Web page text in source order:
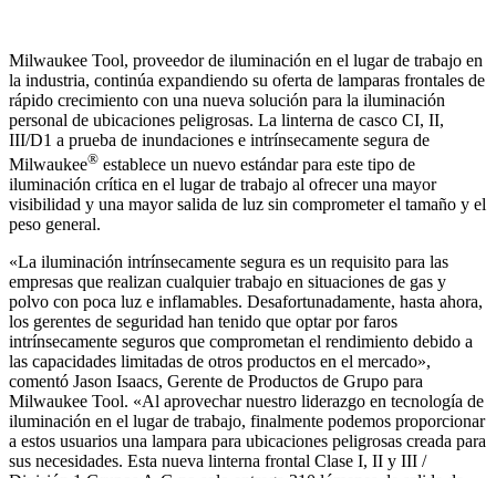
Milwaukee Tool, proveedor de iluminación en el lugar de trabajo en
la industria, continúa expandiendo su oferta de lamparas frontales de
rápido crecimiento con una nueva solución para la iluminación
personal de ubicaciones peligrosas. La linterna de casco CI, II,
III/D1 a prueba de inundaciones e intrínsecamente segura de
Milwaukee® establece un nuevo estándar para este tipo de
iluminación crítica en el lugar de trabajo al ofrecer una mayor
visibilidad y una mayor salida de luz sin comprometer el tamaño y el
peso general.
«La iluminación intrínsecamente segura es un requisito para las
empresas que realizan cualquier trabajo en situaciones de gas y
polvo con poca luz e inflamables. Desafortunadamente, hasta ahora,
los gerentes de seguridad han tenido que optar por faros
intrínsecamente seguros que comprometan el rendimiento debido a
las capacidades limitadas de otros productos en el mercado»,
comentó Jason Isaacs, Gerente de Productos de Grupo para
Milwaukee Tool. «Al aprovechar nuestro liderazgo en tecnología de
iluminación en el lugar de trabajo, finalmente podemos proporcionar
a estos usuarios una lampara para ubicaciones peligrosas creada para
sus necesidades. Esta nueva linterna frontal Clase I, II y III /